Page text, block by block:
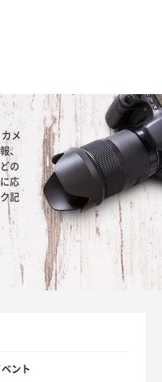
メ
、
の
応
記
ベント